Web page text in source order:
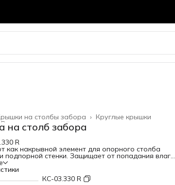
Круглые крышки
на столбы забора ›
Весь архитектурный декор
на столб забора
R
как накрывной элемент для опорного столба
подпорной стенки. Защищает от попадания влаги.
срок службы конструкции.
диаметр: 330 мм
КС-03.330 R